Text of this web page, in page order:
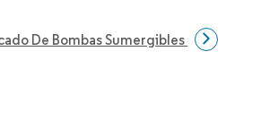
De Bombas Sumergibles De Asia